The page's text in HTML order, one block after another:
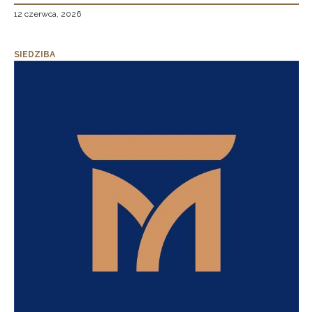
12 czerwca, 2026
SIEDZIBA